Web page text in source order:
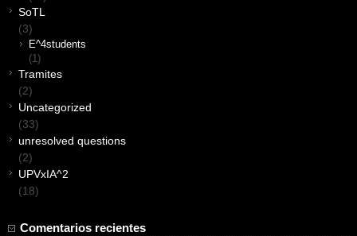
SoTL
(3)
E^4students
(1)
Tramites
(2)
Uncategorized
(33)
unresolved questions
(2)
UPVxIA^2
(18)
Comentarios recientes